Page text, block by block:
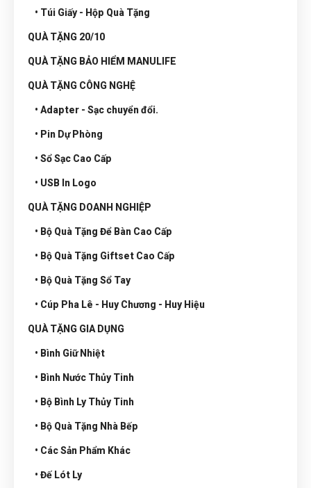
• Túi Giấy - Hộp Quà Tặng
QUÀ TẶNG 20/10
QUÀ TẶNG BẢO HIỂM MANULIFE
QUÀ TẶNG CÔNG NGHỆ
• Adapter - Sạc chuyển đổi.
• Pin Dự Phòng
• Sổ Sạc Cao Cấp
• USB In Logo
QUÀ TẶNG DOANH NGHIỆP
• Bộ Quà Tặng Để Bàn Cao Cấp
• Bộ Quà Tặng Giftset Cao Cấp
• Bộ Quà Tặng Sổ Tay
• Cúp Pha Lê - Huy Chương - Huy Hiệu
QUÀ TẶNG GIA DỤNG
• Bình Giữ Nhiệt
• Bình Nước Thủy Tinh
• Bộ Bình Ly Thủy Tinh
• Bộ Quà Tặng Nhà Bếp
• Các Sản Phẩm Khác
• Đế Lót Ly